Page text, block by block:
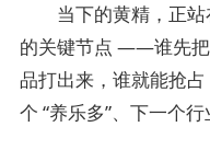
当下的黄精，正站
的关键节点 ——谁先把
品打出来，谁就能抢
个 “养乐多”、下一个行